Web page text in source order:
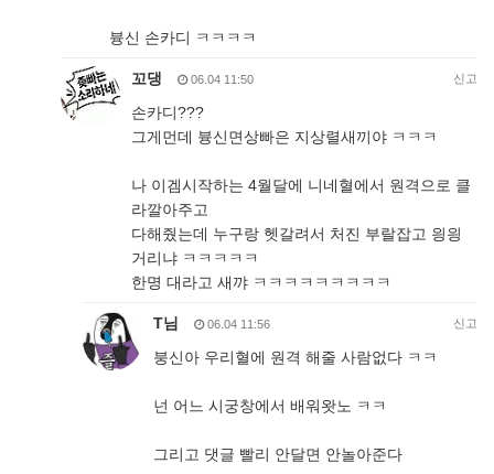
븅신 손카디 ㅋㅋㅋㅋ
꼬댕 06.04 11:50 신고
손카디???
그게먼데 븅신면상빠은 지상렬새끼야 ㅋㅋㅋ
나 이겜시작하는 4월달에 니네혈에서 원격으로 클
라깔아주고
다해줬는데 누구랑 헷갈려서 처진 부랄잡고 읭읭
거리냐 ㅋㅋㅋㅋㅋ
한명 대라고 새꺄 ㅋㅋㅋㅋㅋㅋㅋㅋㅋ
T님 06.04 11:56 신고
붕신아 우리혈에 원격 해줄 사람없다 ㅋㅋ
넌 어느 시궁창에서 배워왓노 ㅋㅋ
그리고 댓글 빨리 안달면 안놀아준다